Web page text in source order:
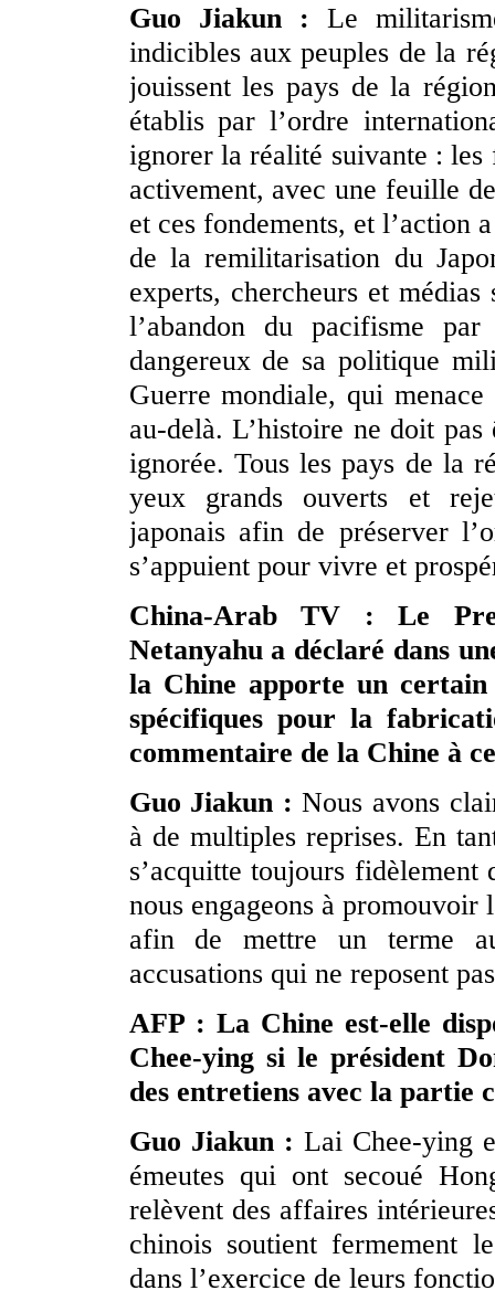
Guo Jiakun :Le
indicibles aux peuples de la
jouissent les pays de la
établis par l’ordre
ignorer la réalité suivante : les
activement, avec une feuille
et ces fondements, et l’action
de la remilitarisation du
experts, chercheurs et
l’abandon du pacifisme
dangereux de sa politique
Guerre mondiale, qui
au-delà. L’histoire ne doit
ignorée. Tous les pays de la
yeux grands ouverts et
japonais afin de préserver
s’appuient pour vivre et
China-Arab TV : Le
Netanyahu a déclaré dans
la Chine apporte un certain
spécifiques pour la
commentaire de la Chine à
Guo Jiakun :Nous avons
à de multiples reprises. En
s’acquitte toujours fidèlement
nous engageons à promouvoir
afin de mettre un terme
accusations qui ne reposent
AFP : La Chine est-elle
Chee-ying si le président
des entretiens avec la partie
Guo Jiakun :Lai Chee-ying
émeutes qui ont secoué
relèvent des affaires
chinois soutient fermement
dans l’exercice de leurs